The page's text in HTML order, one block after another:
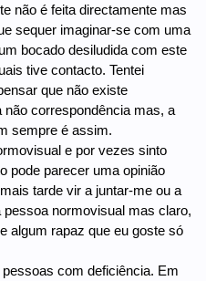
não é feita directamente mas
sequer imaginar-se com uma
bocado desiludida com este
tive contacto. Tentei
que não existe
correspondência mas, a
sempre é assim.
e por vezes sinto
pode parecer uma opinião
tarde vir a juntar-me ou a
normovisual mas claro,
algum rapaz que eu goste só
com deficiência. Em